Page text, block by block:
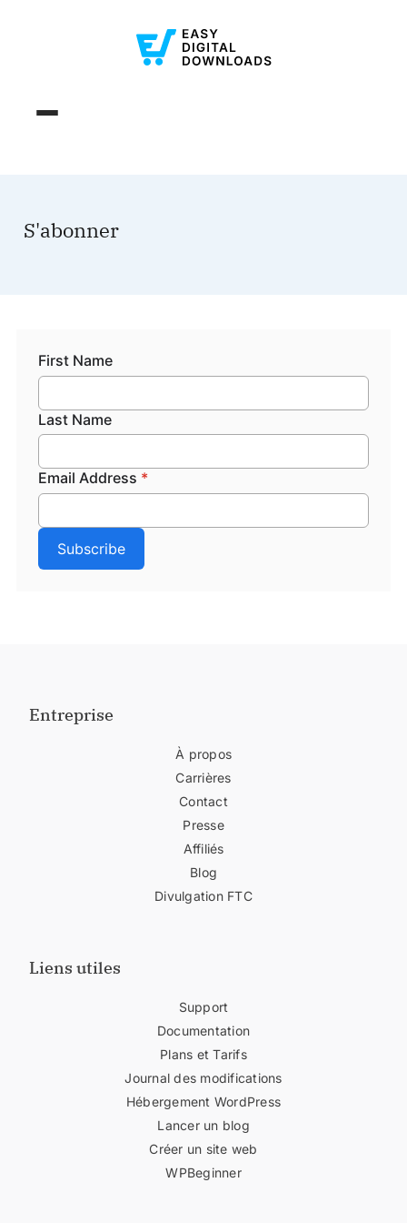
S'abonner
Entreprise
À propos
Carrières
Contact
Presse
Affiliés
Blog
Divulgation FTC
Liens utiles
Support
Documentation
Plans et Tarifs
Journal des modifications
Hébergement WordPress
Lancer un blog
Créer un site web
WPBeginner